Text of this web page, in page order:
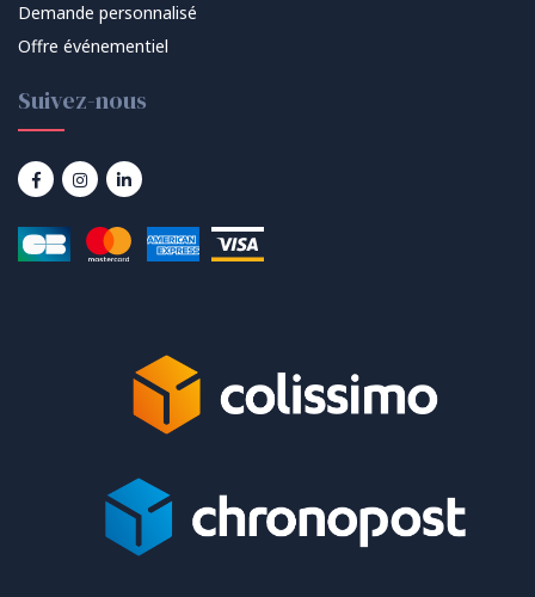
Demande personnalisé
Offre événementiel
Suivez-nous